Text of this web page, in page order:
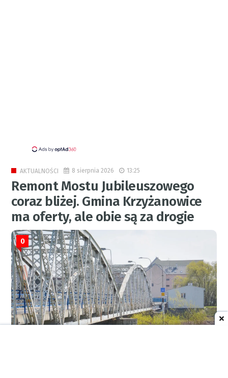
AKTUALNOŚCI 8 sierpnia 2026 13:25
Remont Mostu Jubileuszowego
coraz bliżej. Gmina Krzyżanowice
ma oferty, ale obie są za drogie
0